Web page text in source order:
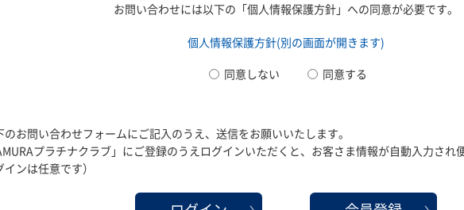
お問い合わせには以下の「個人情報保護方針」への同意が必要です。
個人情報保護方針(別の画面が開きます)
同意しない
同意する
お問い合わせフォームにご記入のうえ、送信をお願いいたします。
プラチナクラブ」にご登録のうえログインいただくと、お客さま情報が自動入力され
ンは任意です）